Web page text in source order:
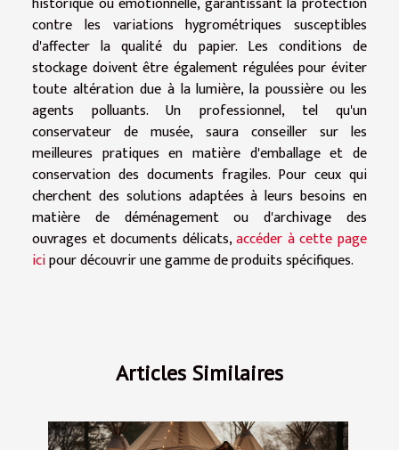
contre les variations hygrométriques susceptibles
d'affecter la qualité du papier. Les conditions de
stockage doivent être également régulées pour éviter
toute altération due à la lumière, la poussière ou les
agents polluants. Un professionnel, tel qu'un
conservateur de musée, saura conseiller sur les
meilleures pratiques en matière d'emballage et de
conservation des documents fragiles. Pour ceux qui
cherchent des solutions adaptées à leurs besoins en
matière de déménagement ou d'archivage des
ouvrages et documents délicats,accéder à cette page
icipour découvrir une gamme de produits spécifiques.
Articles Similaires